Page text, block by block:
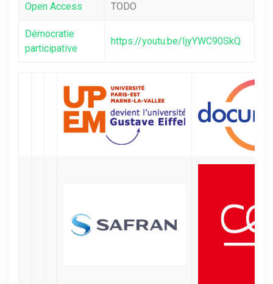
Open Access TODO
Démocratie
participative
https://youtu.be/IjyYWC90SkQ